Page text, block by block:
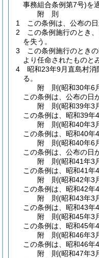
事務組合条例第7号)を
附 則
1
この条例は、公布の日
2
この条例施行のとき
を失う。
3
この条例施行のとき
より任命されたものと
4
昭和23年9月直島村
る。
附 則(昭和30年6
この条例は、公布の日
附 則(昭和39年3
この条例は、昭和39年
附 則(昭和40年3
この条例は、昭和40年
附 則(昭和40年6
この条例は、公布の日
附 則(昭和41年3
この条例は、昭和41年
附 則(昭和42年3
この条例は、昭和42年
附 則(昭和43年3
この条例は、昭和43年
附 則(昭和45年3
この条例は、昭和45年
附 則(昭和46年3
この条例は、昭和46年
附 則(昭和47年3